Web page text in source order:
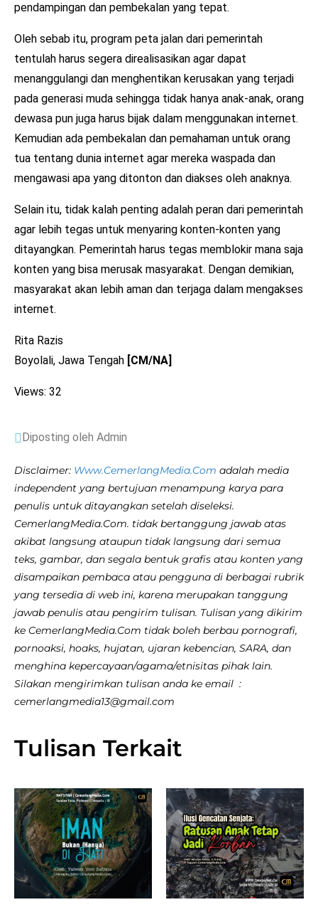
pendampingan dan pembekalan yang tepat.
Oleh sebab itu, program peta jalan dari pemerintah
tentulah harus segera direalisasikan agar dapat
menanggulangi dan menghentikan kerusakan yang terjadi
pada generasi muda sehingga tidak hanya anak-anak, orang
dewasa pun juga harus bijak dalam menggunakan internet.
Kemudian ada pembekalan dan pemahaman untuk orang
tua tentang dunia internet agar mereka waspada dan
mengawasi apa yang ditonton dan diakses oleh anaknya.
Selain itu, tidak kalah penting adalah peran dari pemerintah
agar lebih tegas untuk menyaring konten-konten yang
ditayangkan. Pemerintah harus tegas memblokir mana saja
konten yang bisa merusak masyarakat. Dengan demikian,
masyarakat akan lebih aman dan terjaga dalam mengakses
internet.
Rita Razis
Boyolali, Jawa Tengah [CM/NA]
Views: 32
Diposting oleh Admin
Disclaimer: Www.CemerlangMedia.Com adalah media
independent yang bertujuan menampung karya para
penulis untuk ditayangkan setelah diseleksi.
CemerlangMedia.Com. tidak bertanggung jawab atas
akibat langsung ataupun tidak langsung dari semua
teks, gambar, dan segala bentuk grafis atau konten yang
disampaikan pembaca atau pengguna di berbagai rubrik
yang tersedia di web ini, karena merupakan tanggung
jawab penulis atau pengirim tulisan. Tulisan yang dikirim
ke CemerlangMedia.Com tidak boleh berbau pornografi,
pornoaksi, hoaks, hujatan, ujaran kebencian, SARA, dan
menghina kepercayaan/agama/etnisitas pihak lain.
Silakan mengirimkan tulisan anda ke email :
cemerlangmedia13@gmail.com
Tulisan Terkait